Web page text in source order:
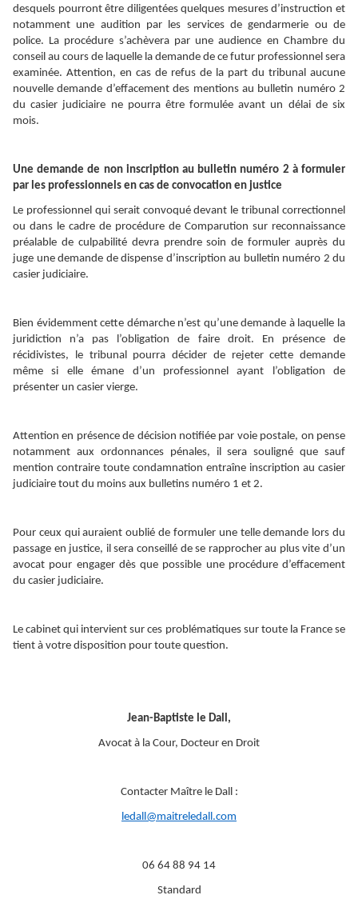
desquels pourront être diligentées quelques mesures d’instruction et
notamment une audition par les services de gendarmerie ou de
police. La procédure s’achèvera par une audience en Chambre du
conseil au cours de laquelle la demande de ce futur professionnel sera
examinée. Attention, en cas de refus de la part du tribunal aucune
nouvelle demande d’effacement des mentions au bulletin numéro 2
du casier judiciaire ne pourra être formulée avant un délai de six
mois.
Une demande de non inscription au bulletin numéro 2 à formuler
par les professionnels en cas de convocation en justice
Le professionnel qui serait convoqué devant le tribunal correctionnel
ou dans le cadre de procédure de Comparution sur reconnaissance
préalable de culpabilité devra prendre soin de formuler auprès du
juge une demande de dispense d’inscription au bulletin numéro 2 du
casier judiciaire.
Bien évidemment cette démarche n’est qu’une demande à laquelle la
juridiction n’a pas l’obligation de faire droit. En présence de
récidivistes, le tribunal pourra décider de rejeter cette demande
même si elle émane d’un professionnel ayant l’obligation de
présenter un casier vierge.
Attention en présence de décision notifiée par voie postale, on pense
notamment aux ordonnances pénales, il sera souligné que sauf
mention contraire toute condamnation entraîne inscription au casier
judiciaire tout du moins aux bulletins numéro 1 et 2.
Pour ceux qui auraient oublié de formuler une telle demande lors du
passage en justice, il sera conseillé de se rapprocher au plus vite d’un
avocat pour engager dès que possible une procédure d’effacement
du casier judiciaire.
Le cabinet qui intervient sur ces problématiques sur toute la France se
tient à votre disposition pour toute question.
Jean-Baptiste le Dall,
Avocat à la Cour, Docteur en Droit
Contacter Maître le Dall :
ledall@maitreledall.com
06 64 88 94 14
Standard